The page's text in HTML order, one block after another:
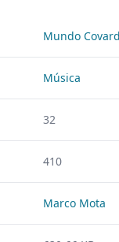
Mundo
Música
32
410
Marco Mota